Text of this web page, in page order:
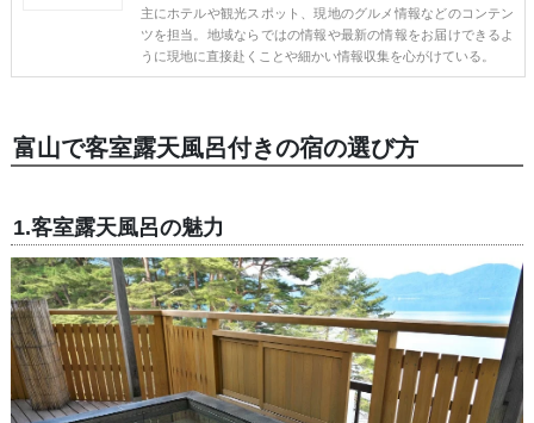
主にホテルや観光スポット、現地のグルメ情報などのコンテン
ツを担当。地域ならではの情報や最新の情報をお届けできるよ
うに現地に直接赴くことや細かい情報収集を心がけている。
富山で客室露天風呂付きの宿の選び方
1.客室露天風呂の魅力